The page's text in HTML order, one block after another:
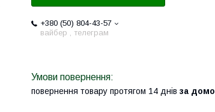
+380 (50) 804-43-57
вайбер , телеграм
повернення товару протягом 14 днів за